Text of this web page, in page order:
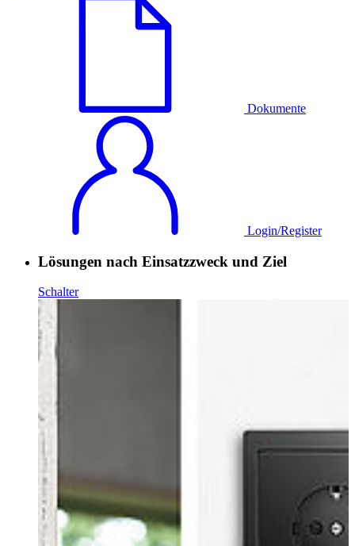
Dokumente
Login/Register
Lösungen nach Einsatzzweck und Ziel
Schalter